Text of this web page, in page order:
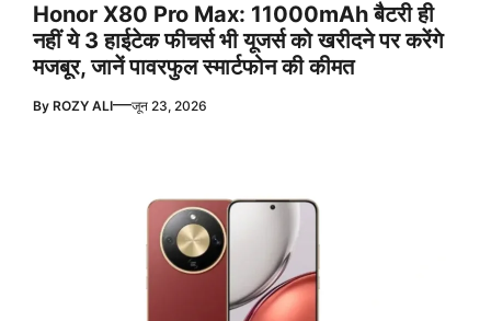
Honor X80 Pro Max: 11000mAh बैटरी ही
नहीं ये 3 हाईटेक फीचर्स भी यूजर्स को खरीदने पर करेंगे
मजबूर, जानें पावरफुल स्मार्टफोन की कीमत
By ROZY ALI—जून 23, 2026